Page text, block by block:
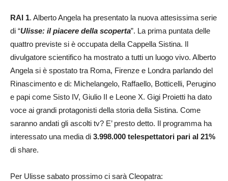
RAI 1. Alberto Angela ha presentato la nuova attesissima serie
di “Ulisse: il piacere della scoperta”. La prima puntata delle
quattro previste si è occupata della Cappella Sistina. Il
divulgatore scientifico ha mostrato a tutti un luogo vivo. Alberto
Angela si è spostato tra Roma, Firenze e Londra parlando del
Rinascimento e di: Michelangelo, Raffaello, Botticelli, Perugino
e papi come Sisto IV, Giulio II e Leone X. Gigi Proietti ha dato
voce ai grandi protagonisti della storia della Sistina. Come
saranno andati gli ascolti tv? E’ presto detto. Il programma ha
interessato una media di 3.998.000 telespettatori pari al 21%
di share.
Per Ulisse sabato prossimo ci sarà Cleopatra: